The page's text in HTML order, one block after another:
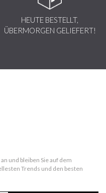
HEUTE BESTELLT,
ÜBERMORGEN GELIEFERT!
und bleiben Sie auf dem
Trends und den besten